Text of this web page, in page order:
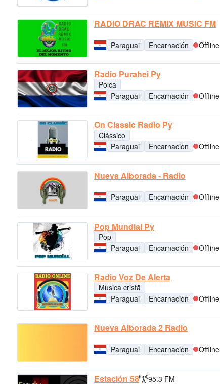
RADIO DRAC REMIX MUSIC FM
Paraguai Encarnación Offline
Radio Purahei Py
Polca
Paraguai
Encarnación Offline
On Classic Radio Py
Clássico
Paraguai
Encarnación Offline
Nueva Alborada - Radio
Paraguai Encarnación Offline
Pop Mundial Py
Pop
Paraguai
Encarnación Offline
Radio Voz De Alerta
Música cristã
Paraguai
Encarnación Offline
Nueva Alborada 2 Radio
Paraguai Encarnación Offline
Estación 58 95.3 FM